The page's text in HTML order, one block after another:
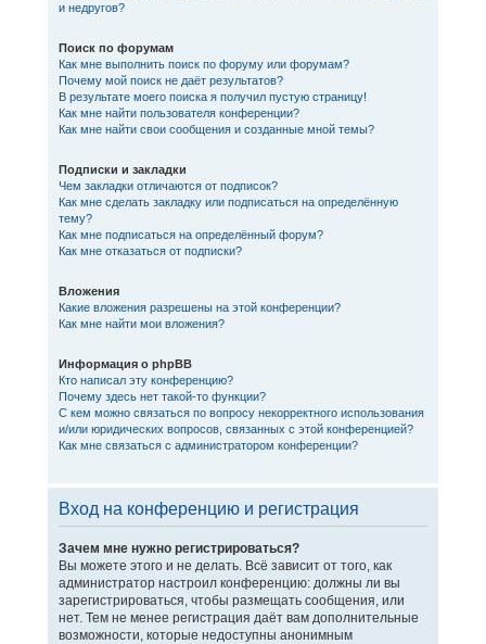
и недругов?
Поиск по форумам
Как мне выполнить поиск по форуму или форумам?
Почему мой поиск не даёт результатов?
В результате моего поиска я получил пустую страницу!
Как мне найти пользователя конференции?
Как мне найти свои сообщения и созданные мной темы?
Подписки и закладки
Чем закладки отличаются от подписок?
Как мне сделать закладку или подписаться на определённую
тему?
Как мне подписаться на определённый форум?
Как мне отказаться от подписки?
Вложения
Какие вложения разрешены на этой конференции?
Как мне найти мои вложения?
Информация о phpBB
Кто написал эту конференцию?
Почему здесь нет такой-то функции?
С кем можно связаться по вопросу некорректного использования
и/или юридических вопросов, связанных с этой конференцией?
Как мне связаться с администратором конференции?
Вход на конференцию и регистрация
Зачем мне нужно регистрироваться?
Вы можете этого и не делать. Всё зависит от того, как
администратор настроил конференцию: должны ли вы
зарегистрироваться, чтобы размещать сообщения, или
нет. Тем не менее регистрация даёт вам дополнительные
возможности, которые недоступны анонимным